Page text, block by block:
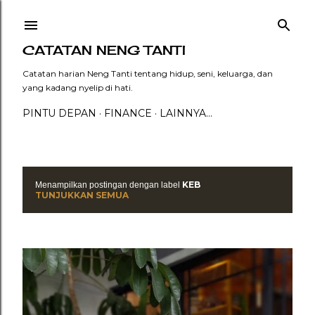
CATATAN NENG TANTI
Catatan harian Neng Tanti tentang hidup, seni, keluarga, dan
yang kadang nyelip di hati.
PINTU DEPAN FINANCE LAINNYA…
P
o
s
t
Menampilkan postingan dengan label KEB
TUNJUKKAN SEMUA